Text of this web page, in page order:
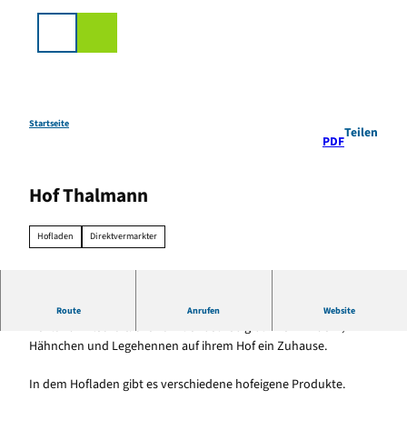
Startseite
PDF
Teilen
Hof Thalmann
Hofladen Direktvermarkter
Route Anrufen Website
Aus der Region für die Region
Der landwirtschaftliche Familienbetrieb gibt ihren Rindern,
Hähnchen und Legehennen auf ihrem Hof ein Zuhause.
In dem Hofladen gibt es verschiedene hofeigene Produkte.